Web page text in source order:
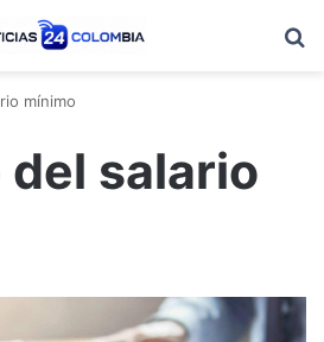
mínimo
salario